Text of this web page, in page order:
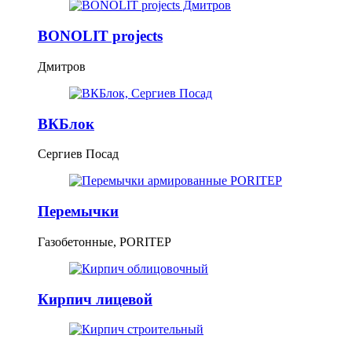
BONOLIT projects
Дмитров
ВКБлок
Сергиев Посад
Перемычки
Газобетонные, PORITEP
Кирпич лицевой